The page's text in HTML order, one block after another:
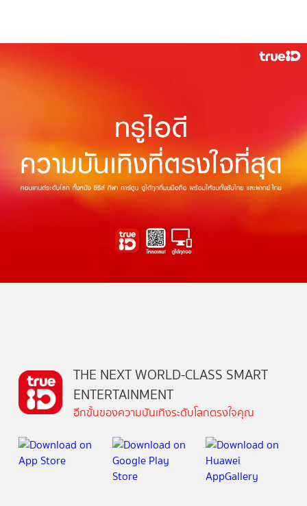
THE NEXT WORLD-CLASS SMART
ENTERTAINMENT
อีกขั้นของความบันเทิงระดับโลกตรงใจคุณ